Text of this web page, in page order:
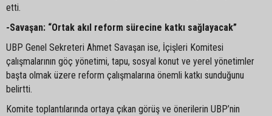
etti.
-Savaşan: “Ortak akıl reform sürecine katkı sağlayacak”
UBP Genel Sekreteri Ahmet Savaşan ise, İçişleri Komitesi
çalışmalarının göç yönetimi, tapu, sosyal konut ve yerel yönetimler
başta olmak üzere reform çalışmalarına önemli katkı sunduğunu
belirtti.
Komite toplantılarında ortaya çıkan görüş ve önerilerin UBP’nin